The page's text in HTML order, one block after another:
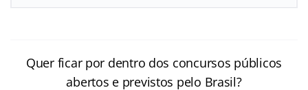
Quer ficar por dentro dos concursos públicos
abertos e previstos pelo Brasil?